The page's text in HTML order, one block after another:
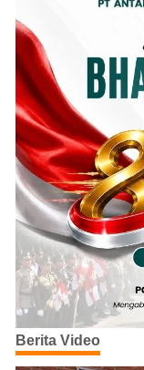
Berita Video